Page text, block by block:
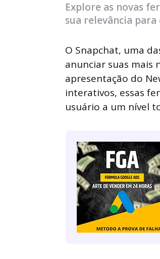
Explore as novas
sua relevância
O Snapchat, uma
anunciar suas mais
apresentação do
interativos, essas
usuário a um nível